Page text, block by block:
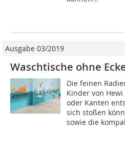
Ausgabe 03/2019
Waschtische ohne
Die feinen
Kinder von
oder Kanten
sich stoßen
sowie die